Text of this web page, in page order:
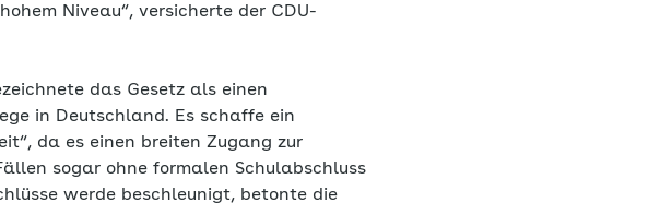
Niveau“, versicherte der CDU-
das Gesetz als einen
in Deutschland. Es schaffe ein
da es einen breiten Zugang zur
sogar ohne formalen Schulabschluss
werde beschleunigt, betonte die